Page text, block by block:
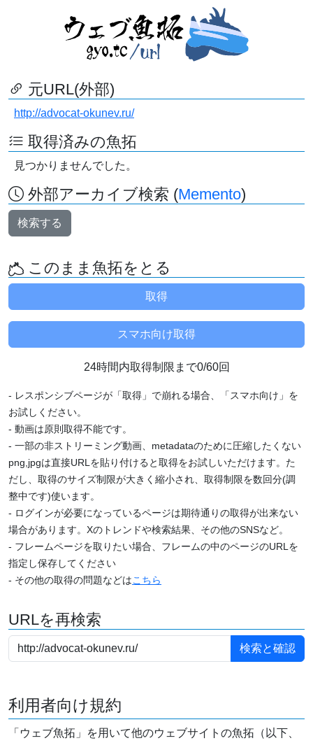
元URL(外部)
http://advocat-okunev.ru/
取得済みの魚拓
見つかりませんでした。
外部アーカイブ検索 (Memento)
検索する
このまま魚拓をとる
24時間内取得制限まで0/60回
- レスポンシブページが「取得」で崩れる場合、「スマホ向け」を
お試しください。
- 動画は原則取得不能です。
- 一部の非ストリーミング動画、metadataのために圧縮したくない
png,jpgは直接URLを貼り付けると取得をお試しいただけます。た
だし、取得のサイズ制限が大きく縮小され、取得制限を数回分(調
整中です)使います。
- ログインが必要になっているページは期待通りの取得が出来ない
場合があります。Xのトレンドや検索結果、その他のSNSなど。
- フレームページを取りたい場合、フレームの中のページのURLを
指定し保存してください
- その他の取得の問題などはこちら
URLを再検索
利用者向け規約
「ウェブ魚拓」を用いて他のウェブサイトの魚拓（以下、